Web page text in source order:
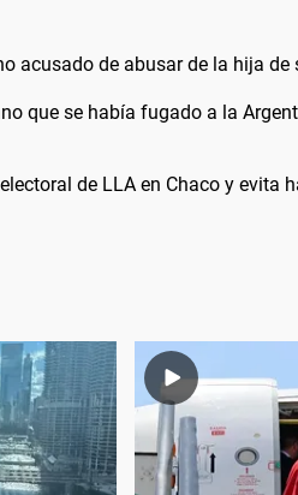
acusado de abusar de la hija de
que se había fugado a la
de LLA en Chaco y evita